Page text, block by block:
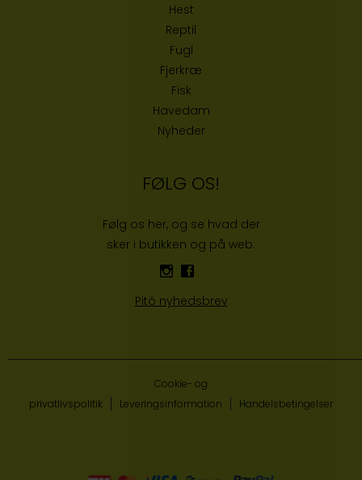
Hest
Reptil
Fugl
Fjerkræ
Fisk
Havedam
Nyheder
FØLG OS!
Følg os her, og se hvad der
sker i butikken og på web:
Pitó nyhedsbrev
Cookie- og
privatlivspolitik
Leveringsinformation Handelsbetingelser